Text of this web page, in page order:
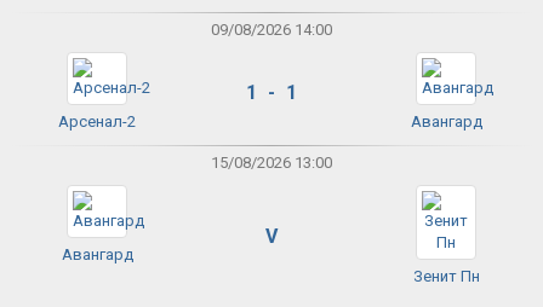
09/08/2026 14:00
Арсенал-2
1 - 1
Авангард
15/08/2026 13:00
Авангард
V
Зенит Пн